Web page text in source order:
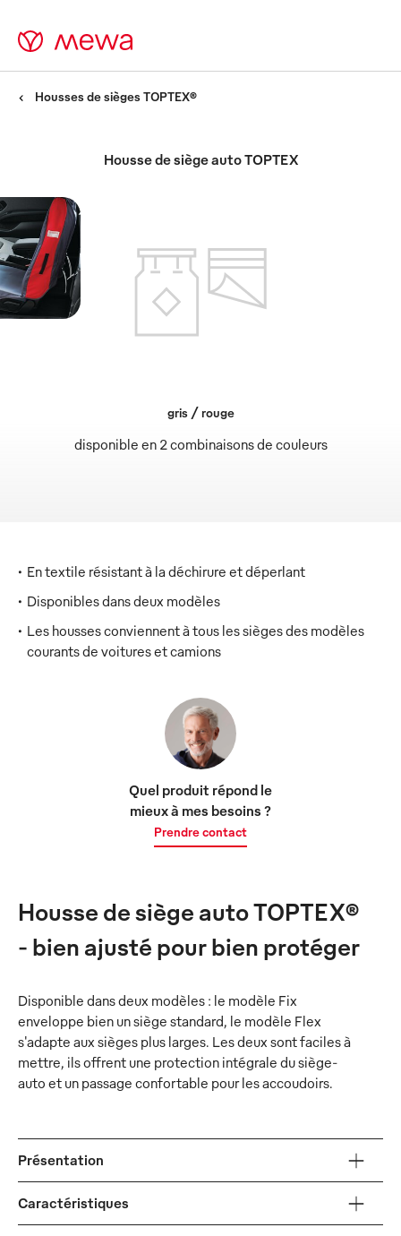
Housses de sièges TOPTEX®
Housse de siège auto TOPTEX
disponible en 2 combinaisons de couleurs
gris / rouge
En textile résistant à la déchirure et déperlant
Disponibles dans deux modèles
Les housses conviennent à tous les sièges des modèles
courants de voitures et camions
Quel produit répond le
mieux à mes besoins ?
Prendre contact
Housse de siège auto TOPTEX®
- bien ajusté pour bien protéger
Disponible dans deux modèles : le modèle Fix
enveloppe bien un siège standard, le modèle Flex
s'adapte aux sièges plus larges. Les deux sont faciles à
mettre, ils offrent une protection intégrale du siège-
auto et un passage confortable pour les accoudoirs.
Présentation
Caractéristiques